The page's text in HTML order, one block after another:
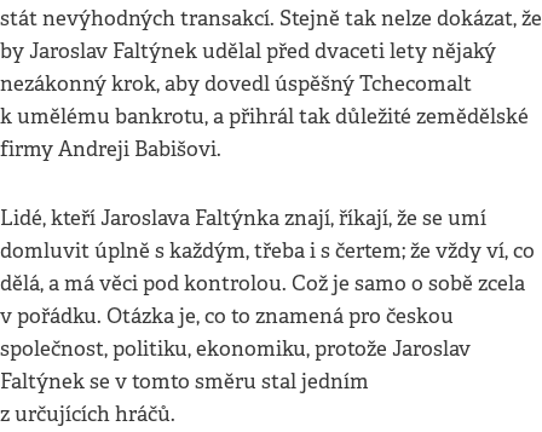
stát nevýhodných transakcí. Stejně tak nelze dokázat, že
by Jaroslav Faltýnek udělal před dvaceti lety nějaký
nezákonný krok, aby dovedl úspěšný Tchecomalt
k umělému bankrotu, a přihrál tak důležité zemědělské
firmy Andreji Babišovi.
Lidé, kteří Jaroslava Faltýnka znají, říkají, že se umí
domluvit úplně s každým, třeba i s čertem; že vždy ví, co
dělá, a má věci pod kontrolou. Což je samo o sobě zcela
v pořádku. Otázka je, co to znamená pro českou
společnost, politiku, ekonomiku, protože Jaroslav
Faltýnek se v tomto směru stal jedním
z určujících hráčů.